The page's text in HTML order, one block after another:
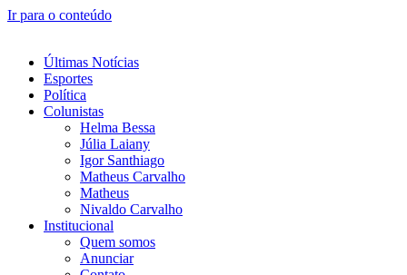
Ir para o conteúdo
Últimas Notícias
Esportes
Política
Colunistas
Helma Bessa
Júlia Laiany
Igor Santhiago
Matheus Carvalho
Matheus
Nivaldo Carvalho
Institucional
Quem somos
Anunciar